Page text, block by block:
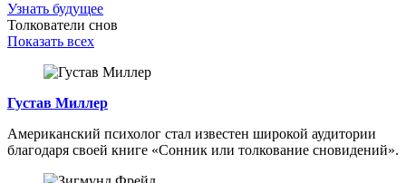
Узнать будущее
Толкователи снов
Показать всех
Густав Миллер
Американский психолог стал известен широкой аудитории
благодаря своей книге «Сонник или толкование сновидений».